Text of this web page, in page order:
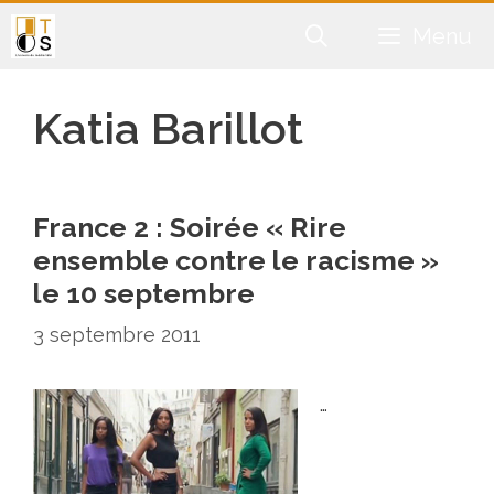
Aller
au
Katia Barillot
France 2 : Soirée « Rire
ensemble contre le racisme »
le 10 septembre
3 septembre 2011
…